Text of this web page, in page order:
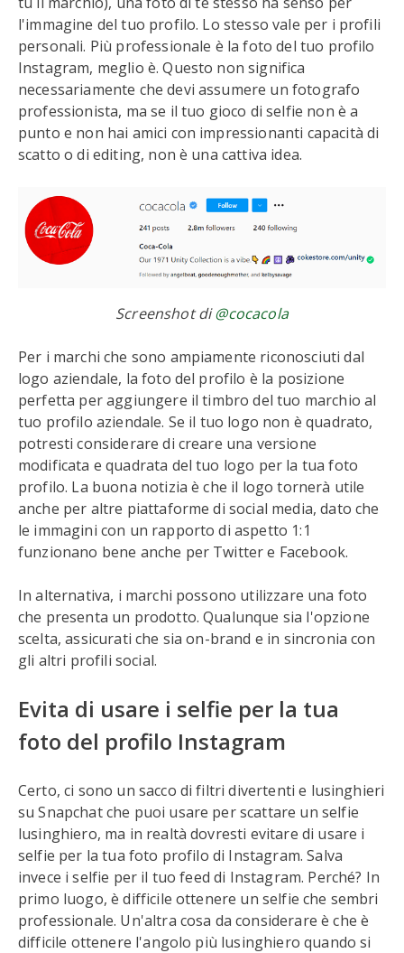
l'immagine del tuo profilo. Lo stesso vale per i profili
personali. Più professionale è la foto del tuo profilo
Instagram, meglio è. Questo non significa
necessariamente che devi assumere un fotografo
professionista, ma se il tuo gioco di selfie non è a
punto e non hai amici con impressionanti capacità di
scatto o di editing, non è una cattiva idea.
Screenshot di@cocacola
Per i marchi che sono ampiamente riconosciuti dal
logo aziendale, la foto del profilo è la posizione
perfetta per aggiungere il timbro del tuo marchio al
tuo profilo aziendale. Se il tuo logo non è quadrato,
potresti considerare di creare una versione
modificata e quadrata del tuo logo per la tua foto
profilo. La buona notizia è che il logo tornerà utile
anche per altre piattaforme di social media, dato che
le immagini con un rapporto di aspetto 1:1
funzionano bene anche per Twitter e Facebook.
In alternativa, i marchi possono utilizzare una foto
che presenta un prodotto. Qualunque sia l'opzione
scelta, assicurati che sia on-brand e in sincronia con
gli altri profili social.
Evita di usare i selfie per la tua
foto del profilo Instagram
Certo, ci sono un sacco di filtri divertenti e lusinghieri
su Snapchat che puoi usare per scattare un selfie
lusinghiero, ma in realtà dovresti evitare di usare i
selfie per la tua foto profilo di Instagram. Salva
invece i selfie per il tuo feed di Instagram. Perché? In
primo luogo, è difficile ottenere un selfie che sembri
professionale. Un'altra cosa da considerare è che è
difficile ottenere l'angolo più lusinghiero quando si